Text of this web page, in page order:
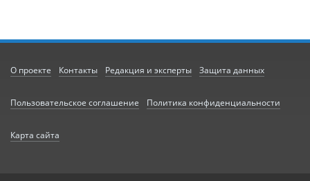
О проекте Контакты Редакция и эксперты Защита данных
Пользовательское соглашение Политика конфиденциальности
Карта сайта